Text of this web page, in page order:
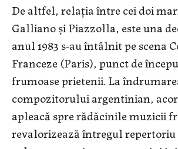
De altfel, relaţia între cei doi
Galliano şi Piazzolla, este una
anul 1983 s-au întâlnit pe scena
Franceze (Paris), punct de
frumoase prietenii. La
compozitorului argentinian,
apleacă spre rădăcinile muzicii
revalorizează întregul